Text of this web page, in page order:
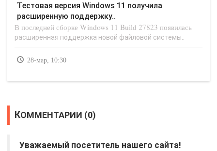
Тестовая версия Windows 11 получила
расширенную поддержку..
В последней сборке Windows 11 Build 27823 появилась
расширенная поддержка новой файловой системы..
28-мар, 10:30
КОММЕНТАРИИ (0)
Уважаемый посетитель нашего сайта!